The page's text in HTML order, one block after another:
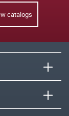
catalogs